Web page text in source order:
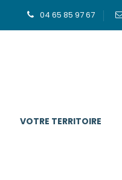
04 65 85 97 67
VOTRE TERRITOIRE